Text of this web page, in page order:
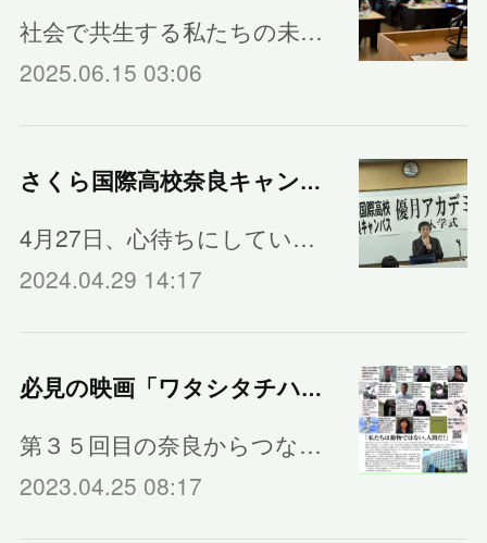
社会で共生する私たちの未…
2025.06.15 03:06
さくら国際高校奈良キャンパスの入学式
4月27日、心待ちにしてい…
2024.04.29 14:17
必見の映画「ワタシタチハニンゲンダ」
第３５回目の奈良からつな…
2023.04.25 08:17